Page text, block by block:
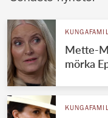
Mette-
mörka